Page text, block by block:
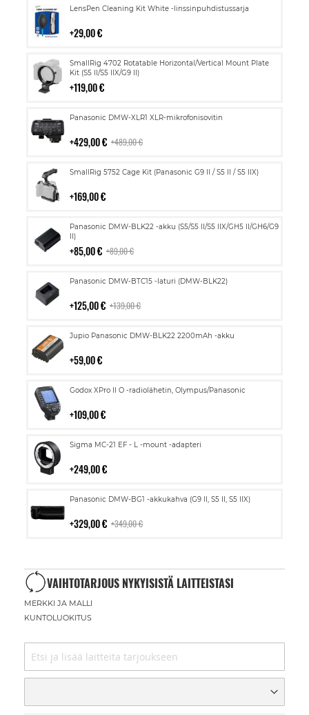
LensPen Cleaning Kit White -linssinpuhdistussarja
29,00 €
Lisää
SmallRig 4702 Rotatable Horizontal/Vertical Mount Plate
Kit (S5 II/S5 IIX/G9 II)
119,00 €
Lisää
ostoskoriin
Panasonic DMW-XLR1 XLR-mikrofonisovitin
429,00 € 489,00 €
Lisää
SmallRig 5752 Cage Kit (Panasonic G9 II / S5 II / S5 IIX)
169,00 €
Lisää
Panasonic DMW-BLK22 -akku (S5/S5 II/S5 IIX/GH5 II/GH6/G9
II)
85,00 € 89,00 €
Lisää
ostoskoriin
Panasonic DMW-BTC15 -laturi (DMW-BLK22)
125,00 € 139,00 €
Lisää
Jupio Panasonic DMW-BLK22 2200mAh -akku
59,00 €
Lisää
Godox XPro II O -radiolähetin, Olympus/Panasonic
109,00 €
Lisää
Sigma MC-21 EF - L -mount -adapteri
249,00 €
Lisää
Panasonic DMW-BG1 -akkukahva (G9 II, S5 II, S5 IIX)
329,00 € 349,00 €
Lisää
VAIHTOTARJOUS NYKYISISTÄ LAITTEISTASI
MERKKI JA MALLI
KUNTOLUOKITUS